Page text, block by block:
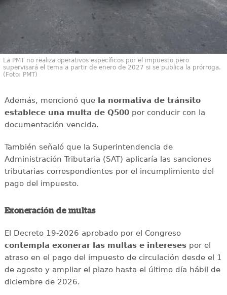
La PMT no realiza operativos específicos por el impuesto pero
supervisará el tema a partir de enero de 2027 si se publica la prórroga.
(Foto: PMT)
Además, mencionó que la normativa de tránsito
establece una multa de Q500por conducir con la
documentación vencida.
También señaló que la Superintendencia de
Administración Tributaria (SAT) aplicaría las sanciones
tributarias correspondientes por el incumplimiento del
pago del impuesto.
Exoneración de multas
El Decreto 19-2026 aprobado por el Congreso
contempla exonerar las multas e interesespor el
atraso en el pago del impuesto de circulación desde el 1
de agosto y ampliar el plazo hasta el último día hábil de
diciembre de 2026.